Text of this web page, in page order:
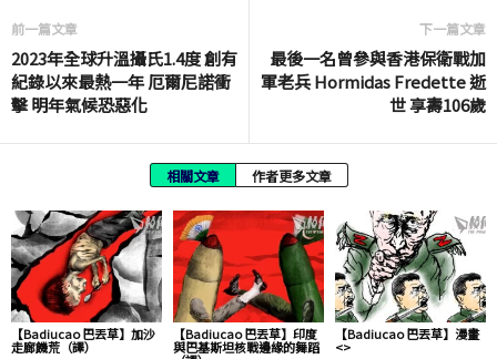
前一篇文章
2023年全球升溫攝氏1.4度 創有
紀錄以來最熱一年 厄爾尼諾衝
擊 明年氣候恐惡化
下一篇文章
最後一名曾參與香港保衛戰加
軍老兵 Hormidas Fredette 逝
世 享壽106歲
相關文章 作者更多文章
【Badiucao 巴丟草】加沙
走廊饑荒（譯）
【Badiucao 巴丟草】印度
與巴基斯坦核戰邊緣的舞蹈
【Badiucao 巴丟草】漫畫
<>